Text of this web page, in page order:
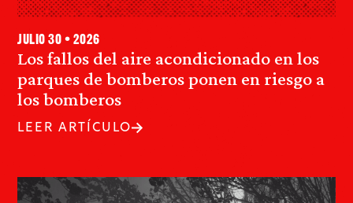
Los fallos del aire acondicionado en los
parques de bomberos ponen en riesgo a
los bomberos
julio 30 • 2026
LEER ARTÍCULO